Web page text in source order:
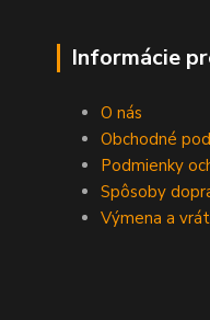
Informácie
O nás
Obchodné
Podmienky
Spôsoby
Výmena a